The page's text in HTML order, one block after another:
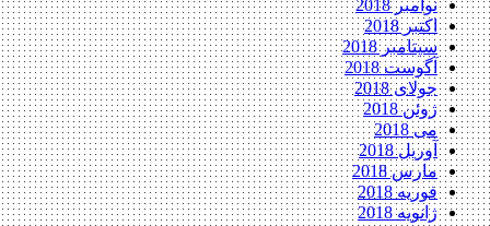
نوامبر 2018
اکتبر 2018
سپتامبر 2018
آگوست 2018
جولای 2018
ژوئن 2018
می 2018
آوریل 2018
مارس 2018
فوریه 2018
ژانویه 2018